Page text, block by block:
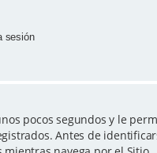
sesión
pocos segundos y le
Antes de